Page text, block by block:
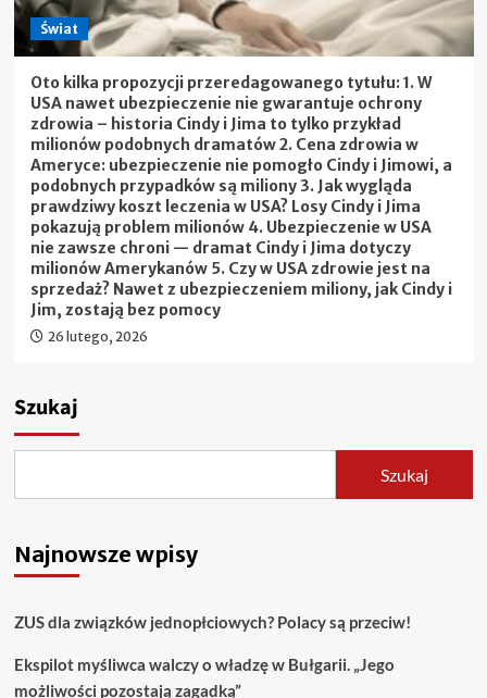
Świat
Oto kilka propozycji przeredagowanego tytułu: 1. W
USA nawet ubezpieczenie nie gwarantuje ochrony
zdrowia – historia Cindy i Jima to tylko przykład
milionów podobnych dramatów 2. Cena zdrowia w
Ameryce: ubezpieczenie nie pomogło Cindy i Jimowi, a
podobnych przypadków są miliony 3. Jak wygląda
prawdziwy koszt leczenia w USA? Losy Cindy i Jima
pokazują problem milionów 4. Ubezpieczenie w USA
nie zawsze chroni — dramat Cindy i Jima dotyczy
milionów Amerykanów 5. Czy w USA zdrowie jest na
sprzedaż? Nawet z ubezpieczeniem miliony, jak Cindy i
Jim, zostają bez pomocy
26 lutego, 2026
Szukaj
Szukaj
Najnowsze wpisy
ZUS dla związków jednopłciowych? Polacy są przeciw!
Ekspilot myśliwca walczy o władzę w Bułgarii. „Jego
możliwości pozostają zagadką”